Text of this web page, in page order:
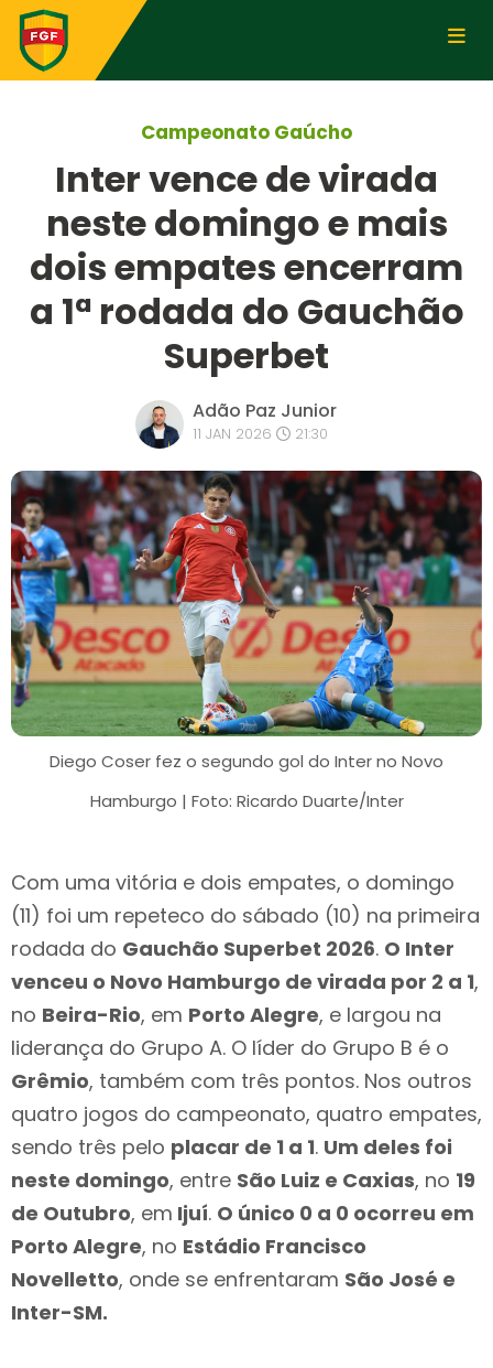
Campeonato Gaúcho
Inter vence de virada
neste domingo e mais
dois empates encerram
a 1ª rodada do Gauchão
Superbet
Adão Paz Junior
11 JAN 2026 21:30
Diego Coser fez o segundo gol do Inter no Novo
Hamburgo | Foto: Ricardo Duarte/Inter
Com uma vitória e dois empates, o domingo
(11) foi um repeteco do sábado (10) na primeira
rodada do Gauchão Superbet 2026. O Inter
venceu o Novo Hamburgo de virada por 2 a 1,
no Beira-Rio, em Porto Alegre, e largou na
liderança do Grupo A. O líder do Grupo B é o
Grêmio, também com três pontos. Nos outros
quatro jogos do campeonato, quatro empates,
sendo três pelo placar de 1 a 1. Um deles foi
neste domingo, entre São Luiz e Caxias, no 19
de Outubro, em Ijuí. O único 0 a 0 ocorreu em
Porto Alegre, no Estádio Francisco
Novelletto, onde se enfrentaram São José e
Inter-SM.